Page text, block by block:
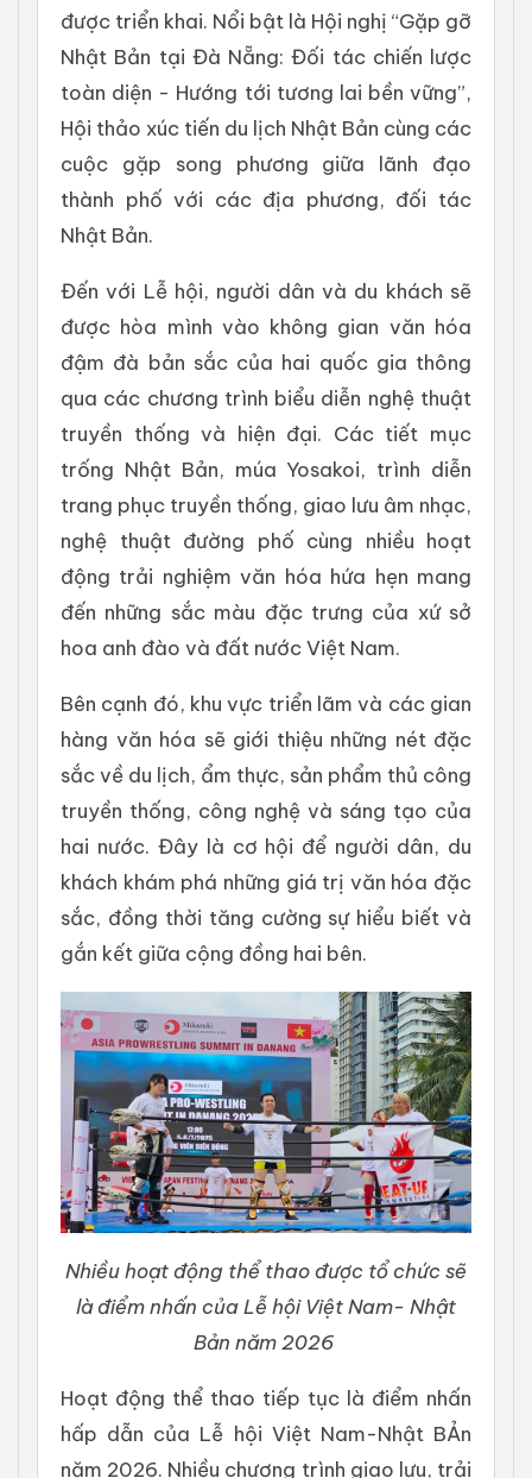
được triển khai. Nổi bật là Hội nghị “Gặp gỡ
Nhật Bản tại Đà Nẵng: Đối tác chiến lược
toàn diện - Hướng tới tương lai bền vững”,
Hội thảo xúc tiến du lịch Nhật Bản cùng các
cuộc gặp song phương giữa lãnh đạo
thành phố với các địa phương, đối tác
Nhật Bản.
Đến với Lễ hội, người dân và du khách sẽ
được hòa mình vào không gian văn hóa
đậm đà bản sắc của hai quốc gia thông
qua các chương trình biểu diễn nghệ thuật
truyền thống và hiện đại. Các tiết mục
trống Nhật Bản, múa Yosakoi, trình diễn
trang phục truyền thống, giao lưu âm nhạc,
nghệ thuật đường phố cùng nhiều hoạt
động trải nghiệm văn hóa hứa hẹn mang
đến những sắc màu đặc trưng của xứ sở
hoa anh đào và đất nước Việt Nam.
Bên cạnh đó, khu vực triển lãm và các gian
hàng văn hóa sẽ giới thiệu những nét đặc
sắc về du lịch, ẩm thực, sản phẩm thủ công
truyền thống, công nghệ và sáng tạo của
hai nước. Đây là cơ hội để người dân, du
khách khám phá những giá trị văn hóa đặc
sắc, đồng thời tăng cường sự hiểu biết và
gắn kết giữa cộng đồng hai bên.
Nhiều hoạt động thể thao được tổ chức sẽ
là điểm nhấn của Lễ hội Việt Nam- Nhật
Bản năm 2026
Hoạt động thể thao tiếp tục là điểm nhấn
hấp dẫn của Lễ hội Việt Nam-Nhật BẢn
năm 2026. Nhiều chương trình giao lưu, trải